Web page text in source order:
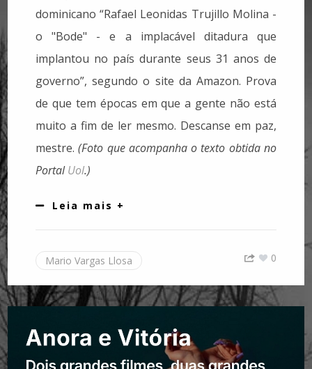
dominicano “Rafael Leonidas Trujillo Molina -
o "Bode" - e a implacável ditadura que
implantou no país durante seus 31 anos de
governo”, segundo o site da Amazon. Prova
de que tem épocas em que a gente não está
muito a fim de ler mesmo. Descanse em paz,
mestre.(Foto que acompanha o texto obtida no
PortalUol.)
Leia mais +
Mario Vargas Llosa 0